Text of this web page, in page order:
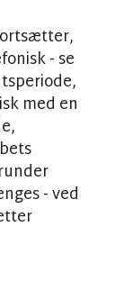
- se
med en
- ved